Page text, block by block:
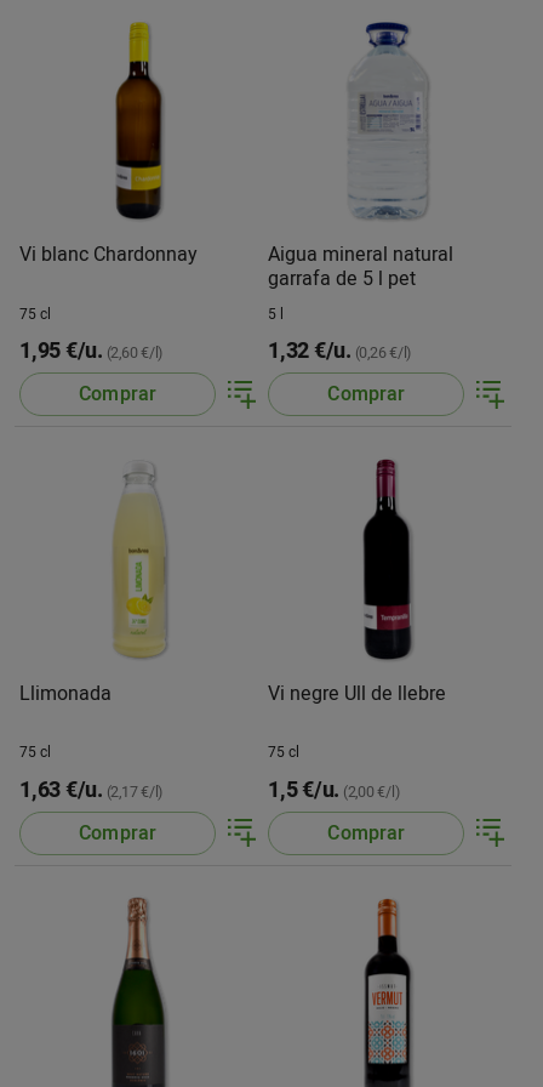
Vi blanc Chardonnay
75 cl
1,95 €/u. (2,60 €/l)
Comprar
Aigua mineral natural
garrafa de 5 l pet
5 l
1,32 €/u. (0,26 €/l)
Comprar
Llimonada
75 cl
1,63 €/u. (2,17 €/l)
Comprar
Vi negre Ull de llebre
75 cl
1,5 €/u. (2,00 €/l)
Comprar